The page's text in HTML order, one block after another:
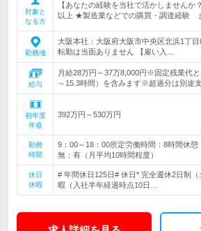
対象と
なる方
【あなたの経験を当社で活かしません
以上 ★製造業などでの購買・調達経
勤務地
大阪本社：大阪府大阪市中央区北浜1丁
転勤は当面ありません 【雇い入…
給与
月給28万円～37万8,000円※固定残業代
～15.3時間）を含みます※超過分は別途
初年度
年収
392万円～530万円
勤務
時間
9：00～18：00所定労働時間：8時間休
無：有（月平均10時間程度）
休日
休暇
# 年間休日125日# 休日* 完全週休2日制
暇（入社半年経過時点10日…